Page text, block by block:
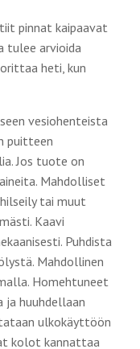
pinnat kaipaavat
tulee arvioida
heti, kun
vesiohenteista
puitteen
Jos tuote on
Mahdolliset
tai muut
Kaavi
Puhdista
Mahdollinen
Homehtuneet
ja huuhdellaan
ulkokäyttöön
kolot kannattaa